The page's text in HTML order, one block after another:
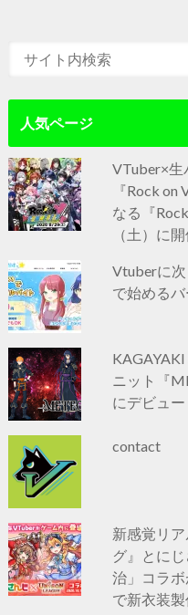
人気ページ
VTuber×生
『Rock
なる『
（土）に
Vtuberに次
で始める
ニット『
にデビュー
contact
新感覚リ
グ』とに
治」コラ
で新衣装製